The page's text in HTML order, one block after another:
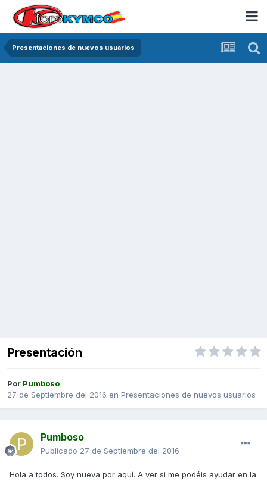
Presentaciones de nuevos usuarios
Presentación
Por Pumboso
27 de Septiembre del 2016 en Presentaciones de nuevos usuarios
Pumboso
Publicado 27 de Septiembre del 2016
Hola a todos. Soy nueva por aquí. A ver si me podéis ayudar en la